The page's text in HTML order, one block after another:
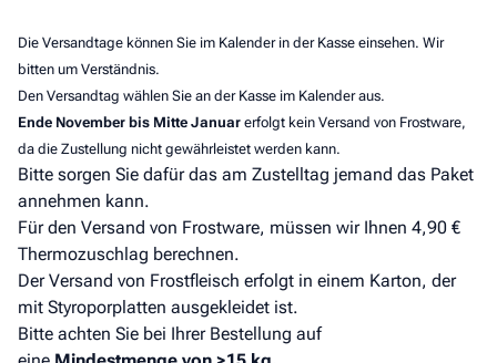
Die Versandtage können Sie im Kalender in der Kasse einsehen. Wir
bitten um Verständnis.
Den Versandtag wählen Sie an der Kasse im Kalender aus.
Ende November bis Mitte Januar erfolgt kein Versand von Frostware,
da die Zustellung nicht gewährleistet werden kann.
Bitte sorgen Sie dafür das am Zustelltag jemand das Paket
annehmen kann.
Für den Versand von Frostware, müssen wir Ihnen 4,90 €
Thermozuschlag berechnen.
Der Versand von Frostfleisch erfolgt in einem Karton, der
mit Styroporplatten ausgekleidet ist.
Bitte achten Sie bei Ihrer Bestellung auf